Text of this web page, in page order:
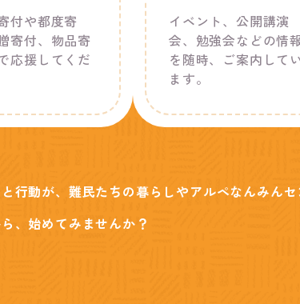
付や都度寄
寄付、物品寄
応援してくだ
イベント、公開講演
会、勉強会などの情
を随時、ご案内してい
ます。
行動が、難民たちの暮らしやアルペなんみんセ
、始めてみませんか？